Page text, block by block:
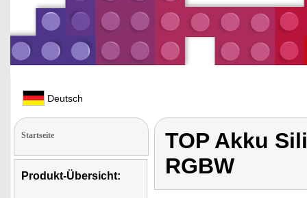
Deutsch
Startseite
Produkt-Übersicht:
TOP Akku
RGBW